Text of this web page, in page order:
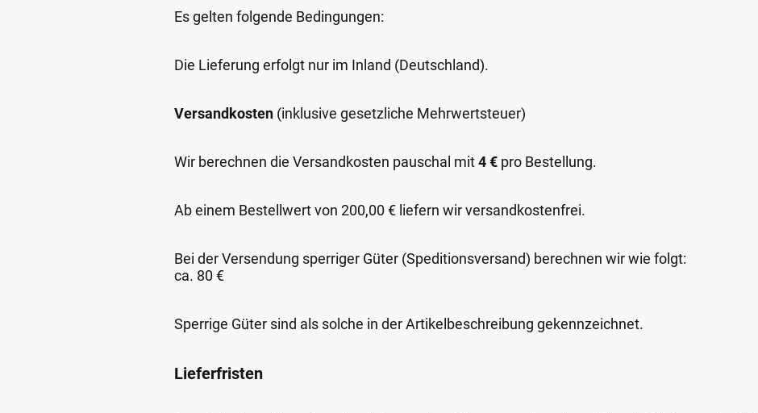
Es gelten folgende Bedingungen:
Die Lieferung erfolgt nur im Inland (Deutschland).
Versandkosten (inklusive gesetzliche Mehrwertsteuer)
Wir berechnen die Versandkosten pauschal mit4 € pro Bestellung.
Ab einem Bestellwert von 200,00 € liefern wir versandkostenfrei.
Bei der Versendung sperriger Güter (Speditionsversand) berechnen wir wie folgt:
ca. 80 €
Sperrige Güter sind als solche in der Artikelbeschreibung gekennzeichnet.
Lieferfristen